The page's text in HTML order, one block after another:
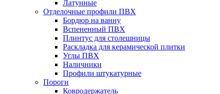
Латунные
Отделочные профили ПВХ
Бордюр на ванну
Вспененный ПВХ
Плинтус для столешницы
Раскладка для керамической плитки
Углы ПВХ
Наличники
Профили штукатурные
Пороги
Ковродержатель